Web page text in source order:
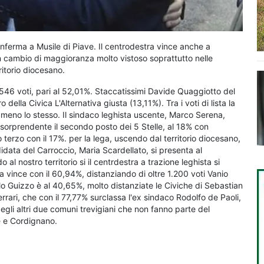
a Musile di Piave. Il centrodestra vince anche a
di maggioranza molto vistoso soprattutto nelle
diocesano.
voti, pari al 52,01%. Staccatissimi Davide Quaggiotto del
Civica L'Alternativa giusta (13,11%). Tra i voti di lista la
lo stesso. Il sindaco leghista uscente, Marco Serena,
il secondo posto dei 5 Stelle, al 18% con
con il 17%. per la lega, uscendo dal territorio diocesano,
del Carroccio, Maria Scardellato, si presenta al
al nostro territorio si il centrdestra a trazione leghista si
vince con il 60,94%, distanziando di oltre 1.200 voti Vanio
Guizzo è al 40,65%, molto distanziate le Civiche di Sebastian
che con il 77,77% surclassa l'ex sindaco Rodolfo de Paoli,
altri due comuni trevigiani che non fanno parte del
Cordignano.